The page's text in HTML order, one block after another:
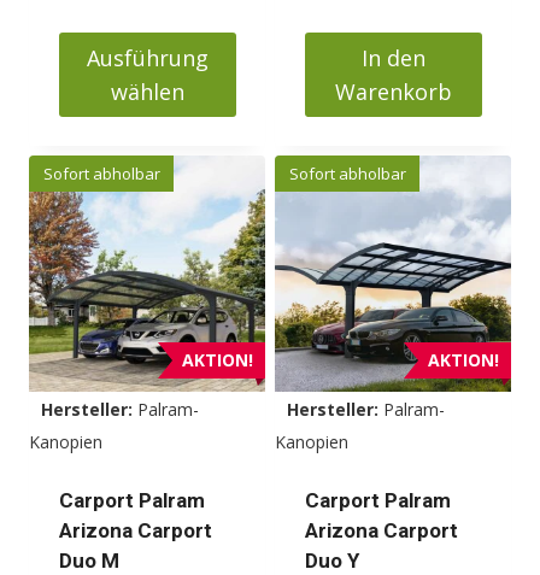
bis
1188000 Ft
Ausführung
wählen
Produkt
weist
mehrere
Varianten
auf.
Die
Optionen
können
auf
der
Produktseite
gewählt
werden
2650000 Ft
ist:
2390000 Ft.
In den
Warenkorb
AKTION!
Sofort abholbar
Hersteller: Palram-
Kanopien
Carport Palram
Arizona Carport
Duo M
AKTION!
Sofort abholbar
Hersteller: Palram-
Kanopien
Carport Palram
Arizona Carport
Duo Y